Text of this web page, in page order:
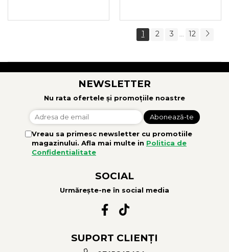
1 2 3 ... 12
NEWSLETTER
Nu rata ofertele și promoțiile noastre
Vreau sa primesc newsletter cu promotiile
magazinului. Afla mai multe in Politica de
Confidentialitate
SOCIAL
Urmărește-ne în social media
SUPORT CLIENȚI